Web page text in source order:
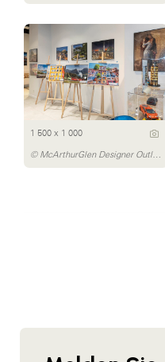
1 500 x 1 000
© McArthurGlen Designer Outlet Salzburg/Michael Preschl